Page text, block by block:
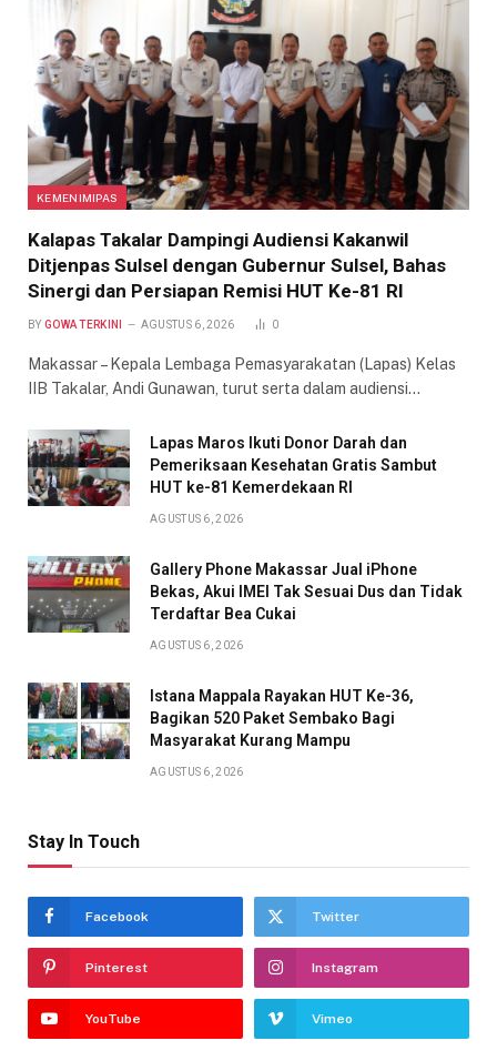
KEMENIMIPAS
Kalapas Takalar Dampingi Audiensi Kakanwil
Ditjenpas Sulsel dengan Gubernur Sulsel, Bahas
Sinergi dan Persiapan Remisi HUT Ke-81 RI
BY GOWA TERKINI AGUSTUS 6, 2026 0
Makassar – Kepala Lembaga Pemasyarakatan (Lapas) Kelas
IIB Takalar, Andi Gunawan, turut serta dalam audiensi…
Lapas Maros Ikuti Donor Darah dan
Pemeriksaan Kesehatan Gratis Sambut
HUT ke-81 Kemerdekaan RI
AGUSTUS 6, 2026
Gallery Phone Makassar Jual iPhone
Bekas, Akui IMEI Tak Sesuai Dus dan Tidak
Terdaftar Bea Cukai
AGUSTUS 6, 2026
Istana Mappala Rayakan HUT Ke-36,
Bagikan 520 Paket Sembako Bagi
Masyarakat Kurang Mampu
AGUSTUS 6, 2026
Stay In Touch
Facebook Twitter
Pinterest Instagram
YouTube Vimeo